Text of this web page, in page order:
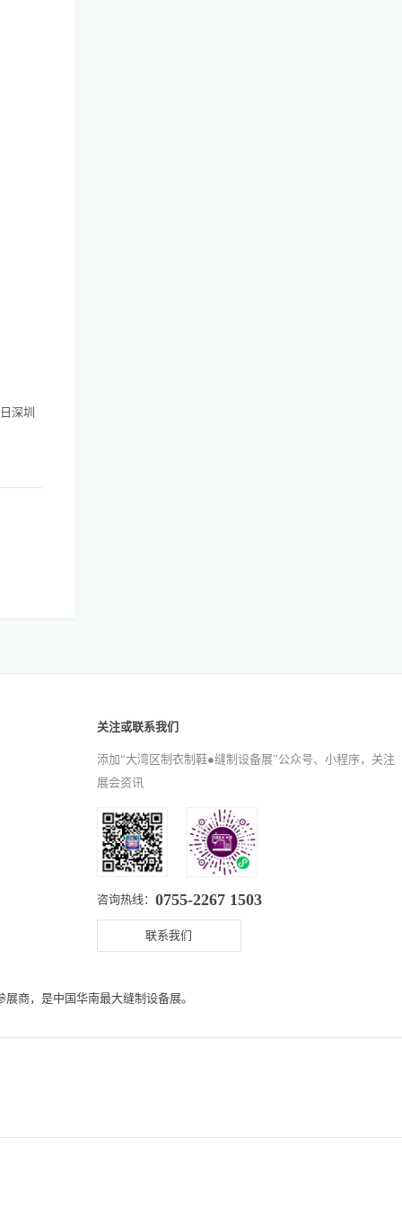
深圳
关注或联系我们
添加“大湾区制衣制鞋●缝制设备展”公众号、小程序，关注
展会资讯
咨询热线： 0755-2267 1503
联系我们
商，是中国华南最大缝制设备展。